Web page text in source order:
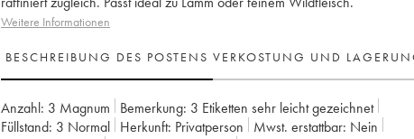
Weitere Informationen
BESCHREIBUNG DES POSTENS VERKOSTUNG UND
Anzahl: 3 Magnum Bemerkung: 3 Etiketten sehr leicht gezeichnet
Füllstand: 3 Normal Herkunft: privatperson Mwst. erstattbar:
nein